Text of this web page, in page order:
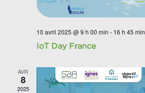
10 avril 2025 @ 9 h 00 min - 16 h 45 min
IoT Day France
AVR
8
2025